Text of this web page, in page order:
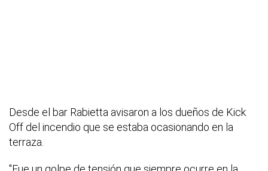
Desde el bar Rabietta avisaron a los dueños de Kick
Off del incendio que se estaba ocasionando en la
terraza.